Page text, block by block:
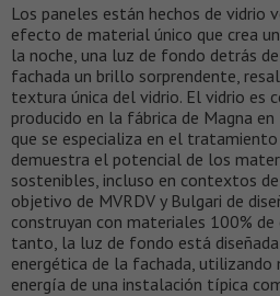
Los paneles están hechos de vidrio
efecto de material único que crea
la noche, una luz de fondo detrás
fachada un brillo sorprendente,
textura única del vidrio. El vidrio es
producido en la fábrica de Magna
que se especializa en el
demuestra el potencial de los
sostenibles, incluso en contextos
objetivo de MVRDV y Bulgari de
construyan con materiales 100%
tanto, la luz de fondo está
energética de la fachada,
energía de una instalación típica